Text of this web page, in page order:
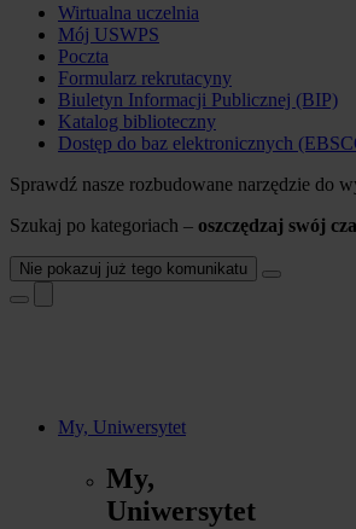
Wirtualna uczelnia
Mój USWPS
Poczta
Formularz rekrutacyny
Biuletyn Informacji Publicznej (BIP)
Katalog biblioteczny
Dostęp do baz elektronicznych
Sprawdź nasze rozbudowane narzędzie do
Szukaj po kategoriach – oszczędzaj swój
Nie pokazuj już tego komunikatu
My, Uniwersytet
My,
Uniwersytet